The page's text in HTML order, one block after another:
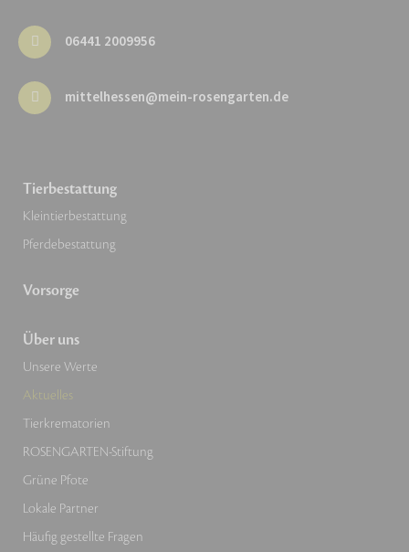
06441 2009956
mittelhessen@mein-rosengarten.de
Tierbestattung
Kleintierbestattung
Pferdebestattung
Vorsorge
Über uns
Unsere Werte
Aktuelles
Tierkrematorien
ROSENGARTEN-Stiftung
Grüne Pfote
Lokale Partner
Häufig gestellte Fragen